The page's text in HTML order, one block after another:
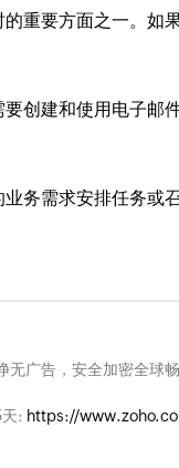
要方面之一。如
建和使用电子邮
需求安排任务或召
广告，安全加密全球畅
: https://